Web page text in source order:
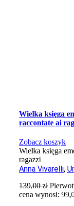
Wielka księga
raccontate ai
Zobacz koszyk
Wielka księga
ragazzi
Anna Vivarelli,
139,00zł
cena wynosi: